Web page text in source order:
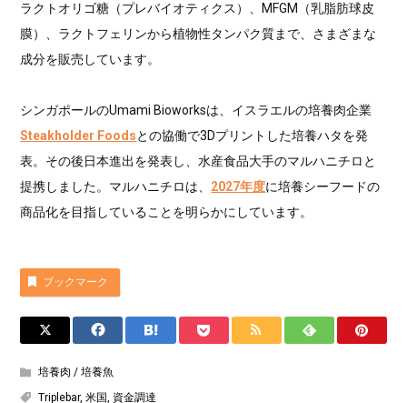
ラクトオリゴ糖（プレバイオティクス）、MFGM（乳脂肪球皮
膜）、ラクトフェリンから植物性タンパク質まで、さまざまな
成分を販売しています。
シンガポールのUmami Bioworksは、イスラエルの培養肉企業
Steakholder Foodsとの協働で3Dプリントした培養ハタを発
表。その後日本進出を発表し、水産食品大手のマルハニチロと
提携しました。マルハニチロは、 2027年度に培養シーフードの
商品化を目指していることを明らかにしています。
ブックマーク
培養肉 / 培養魚
Triplebar,米国, 資金調達